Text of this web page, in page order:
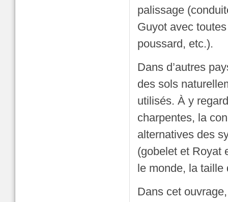
palissage
Guyot avec
poussard, etc.).
Dans d’autres
des sols
utilisés. À y
charpentes, la
alternatives des
(gobelet et Royat
le monde, la
Dans cet